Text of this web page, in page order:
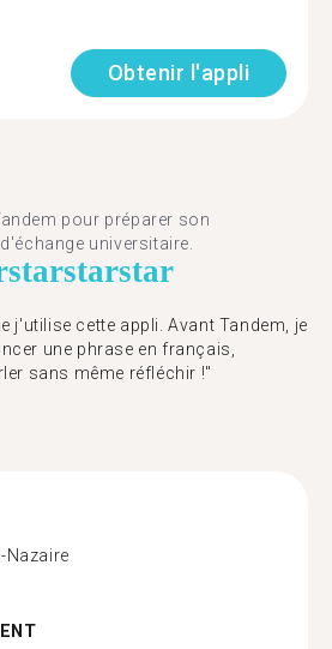
Obtenir l'appli
pour préparer son
universitaire.
starstarstar
j'utilise cette appli. Avant Tandem, je
une phrase en français,
sans même réfléchir !"
Nazaire